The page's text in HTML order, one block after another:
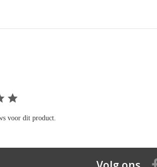
voor dit product.